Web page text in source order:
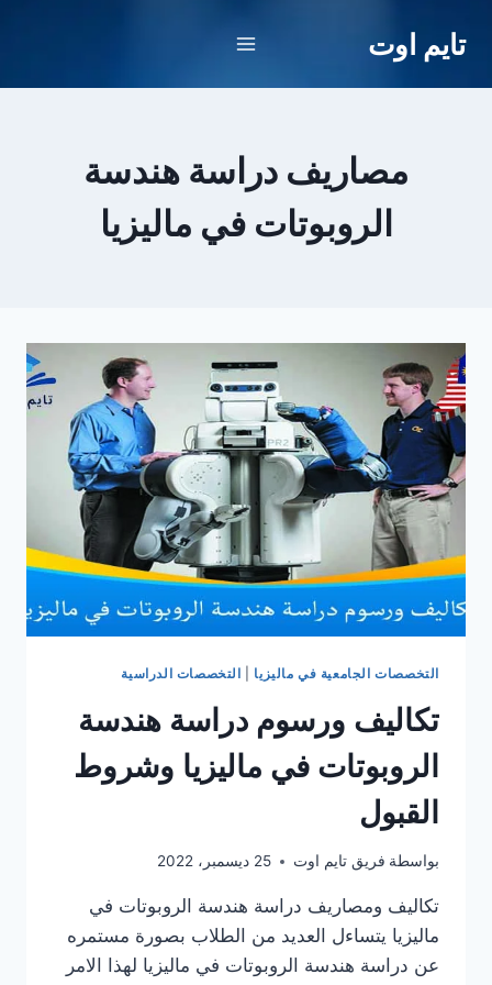
تايم اوت
مصاريف دراسة هندسة
الروبوتات في ماليزيا
التخصصات الجامعية في ماليزيا التخصصات الدراسية
تكاليف ورسوم دراسة هندسة
الروبوتات في ماليزيا وشروط
القبول
بواسطة فريق تايم اوت 25 ديسمبر، 2022
تكاليف ومصاريف دراسة هندسة الروبوتات في
ماليزيا يتساءل العديد من الطلاب بصورة مستمره
عن دراسة هندسة الروبوتات في ماليزيا لهذا الامر